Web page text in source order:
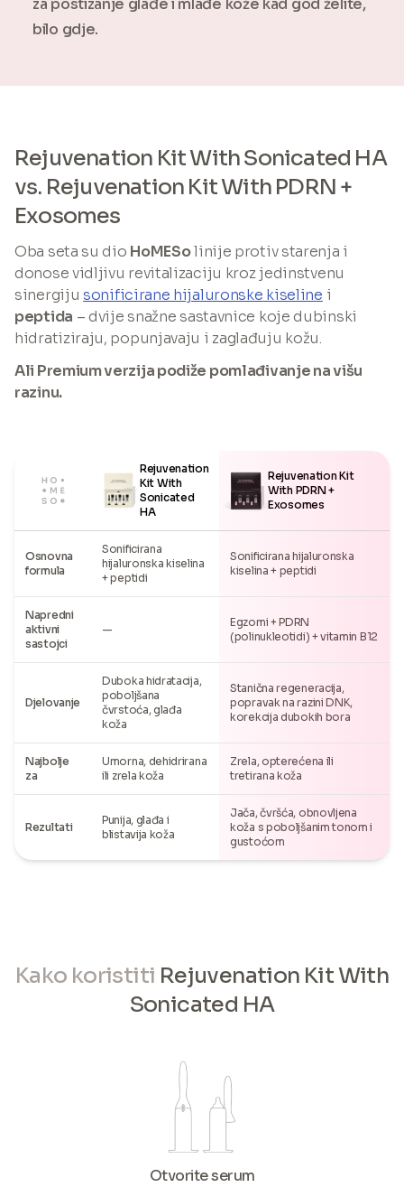
za postizanje glađe i mlađe kože kad god želite,
bilo gdje.
Rejuvenation Kit With Sonicated HA
vs. Rejuvenation Kit With PDRN +
Exosomes
Oba seta su dio HoMESolinije protiv starenja i
donose vidljivu revitalizaciju kroz jedinstvenu
sinergiju sonificirane hijaluronske kiseline i
peptida – dvije snažne sastavnice koje dubinski
hidratiziraju, popunjavaju i zaglađuju kožu.
Ali Premium verzija podiže pomlađivanje na višu
razinu.
Rejuvenation
Kit With
Sonicated
HA
Rejuvenation Kit
With PDRN +
Exosomes
Osnovna
formula
Sonificirana
hijaluronska kiselina
+ peptidi
Sonificirana hijaluronska
kiselina + peptidi
Napredni
aktivni
sastojci
—
Egzomi + PDRN
(polinukleotidi) + vitamin B12
Djelovanje
Duboka hidratacija,
poboljšana
čvrstoća, glađa
koža
Stanična regeneracija,
popravak na razini DNK,
korekcija dubokih bora
Najbolje
za
Umorna, dehidrirana
ili zrela koža
Zrela, opterećena ili
tretirana koža
Rezultati
Punija, glađa i
blistavija koža
Jača, čvršća, obnovljena
koža s poboljšanim tonom i
gustoćom
Kako koristiti Rejuvenation Kit With
Sonicated HA
Otvorite serum